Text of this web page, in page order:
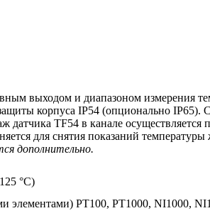
выходом и диапазоном измерения
корпуса IP54 (опционально IP65).
TF54 в канале
для снятия показаний
дополнительно.
°C)
элементами) PT100, PT1000,